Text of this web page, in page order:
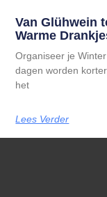
Van Glühwein
Warme
Organiseer je
dagen worden
het
Lees Verder